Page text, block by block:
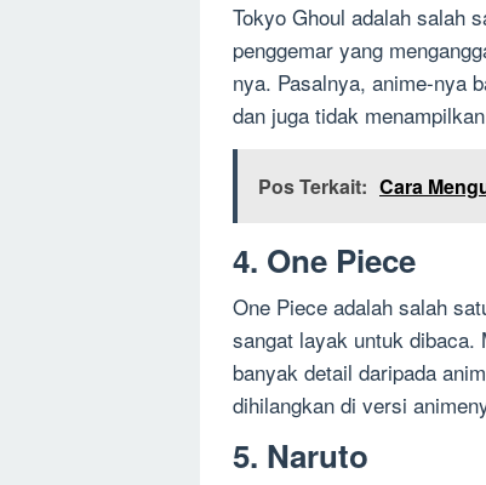
Tokyo Ghoul adalah salah
penggemar yang
nya. Pasalnya, anime-nya
dan juga tidak
Pos Terkait: Cara
4. One Piece
One Piece adalah salah
sangat layak untuk dibaca.
banyak detail daripada
dihilangkan di versi
5. Naruto